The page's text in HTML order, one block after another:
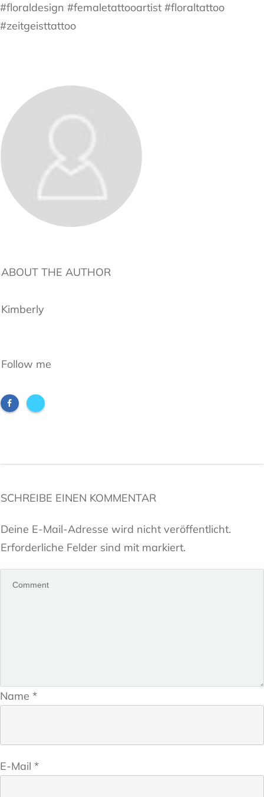
#floraldesign #femaletattooartist #floraltattoo
#zeitgeisttattoo
ABOUT THE AUTHOR
Kimberly
Follow me
SCHREIBE EINEN KOMMENTAR
Deine E-Mail-Adresse wird nicht veröffentlicht.
Erforderliche Felder sind mit markiert.
Name *
E-Mail *